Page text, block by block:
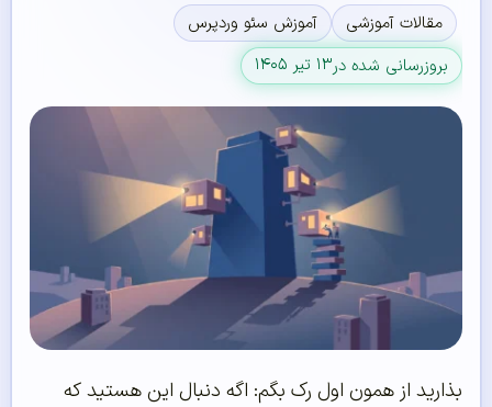
مقالات آموزشی
آموزش سئو وردپرس
بروزرسانی شده در۱۳ تیر ۱۴۰۵
بذارید از همون اول رک بگم: اگه دنبال این هستید که